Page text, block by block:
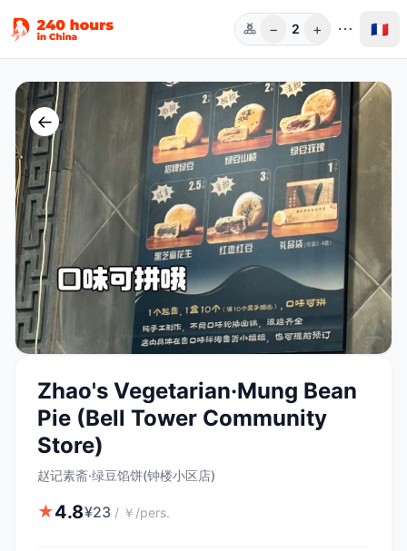
Pers.
− 2 + 🇫🇷
←
Zhao's Vegetarian·Mung Bean
Pie (Bell Tower Community
Store)
赵记素斋·绿豆馅饼(钟楼小区店)
★4.8¥23 / ￥/pers.